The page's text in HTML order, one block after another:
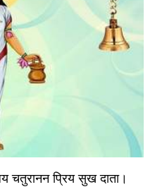
चतुरानन प्रिय सुख दाता।